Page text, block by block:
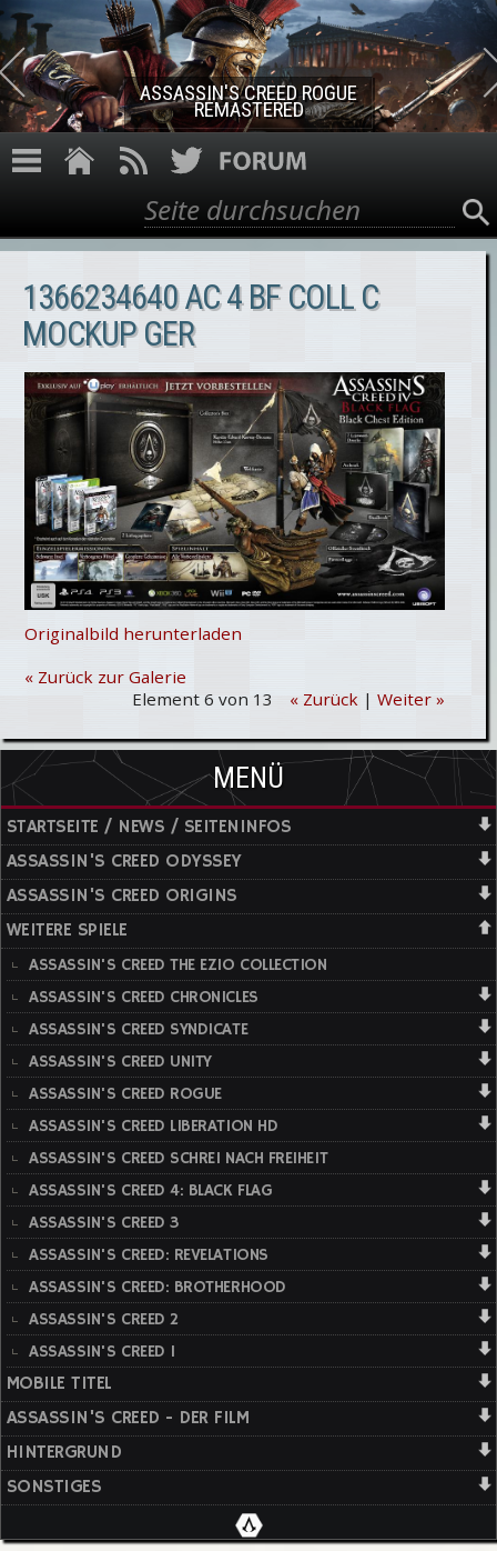
Direkt zum Inhalt
ASSASSIN'S CREED ROGUE
REMASTERED
Suchformular
Suche
1366234640 AC 4 BF COLL C
MOCKUP GER
Originalbild herunterladen
« Zurück zur Galerie
Element 6 von 13
« Zurück| Weiter »
MENÜ
STARTSEITE / NEWS / SEITENINFOS
ASSASSIN'S CREED ODYSSEY
ASSASSIN'S CREED ORIGINS
WEITERE SPIELE
ASSASSIN'S CREED THE EZIO COLLECTION
ASSASSIN'S CREED CHRONICLES
ASSASSIN'S CREED SYNDICATE
ASSASSIN'S CREED UNITY
ASSASSIN'S CREED ROGUE
ASSASSIN'S CREED LIBERATION HD
ASSASSIN'S CREED SCHREI NACH FREIHEIT
ASSASSIN'S CREED 4: BLACK FLAG
ASSASSIN'S CREED 3
ASSASSIN'S CREED: REVELATIONS
ASSASSIN'S CREED: BROTHERHOOD
ASSASSIN'S CREED 2
ASSASSIN'S CREED 1
MOBILE TITEL
ASSASSIN'S CREED - DER FILM
HINTERGRUND
SONSTIGES